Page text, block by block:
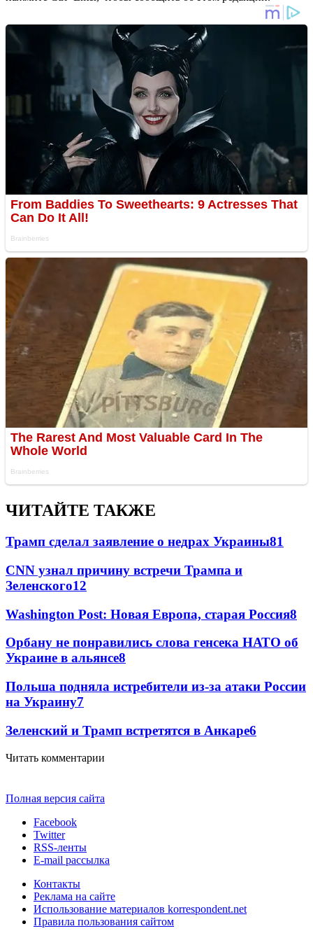
ЧИТАЙТЕ ТАКЖЕ
Трамп сделал заявление о недрах Украины81
CNN узнал причину встречи Трампа и
Зеленского12
Washington Post: Новая Европа, старая Россия8
Орбану не понравились слова генсека НАТО об
Украине в альянсе8
Польша подняла истребители из-за атаки России
на Украину7
Зеленский и Трамп встретятся в Анкаре6
Читать комментарии
Полная версия сайта
Facebook
Twitter
RSS-ленты
E-mail рассылка
Контакты
Реклама на сайте
Использование материалов korrespondent.net
Правила пользования сайтом